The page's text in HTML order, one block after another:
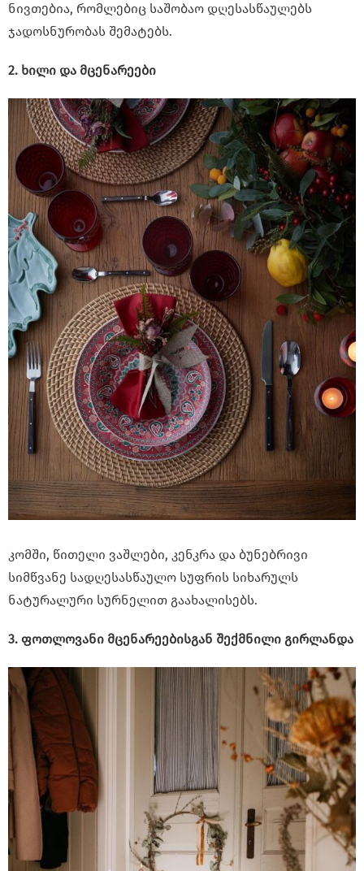
ნივთებია, რომლებიც საშობაო დღესასწაულებს
ჯადოსნურობას შემატებს.
2. ხილი და მცენარეები
კომში, წითელი ვაშლები, კენკრა და ბუნებრივი
სიმწვანე სადღესასწაულო სუფრის სიხარულს
ნატურალური სურნელით გაახალისებს.
3. ფოთლოვანი მცენარეებისგან შექმნილი გირლანდა